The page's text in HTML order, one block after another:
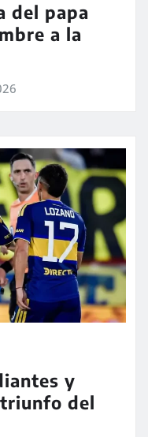
del papa
a la
y
del